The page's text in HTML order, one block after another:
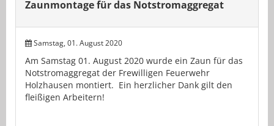
Zaunmontage für das Notstromaggregat
Samstag, 01. August 2020
Am Samstag 01. August 2020 wurde ein Zaun für das
Notstromaggregat der Frewilligen Feuerwehr
Holzhausen montiert. Ein herzlicher Dank gilt den
fleißigen Arbeitern!